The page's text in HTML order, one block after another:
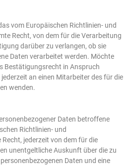
vom Europäischen Richtlinien- und
Recht, von dem für die Verarbeitung
darüber zu verlangen, ob sie
Daten verarbeitet werden. Möchte
Bestätigungsrecht in Anspruch
an einen Mitarbeiter des für die
wenden.
Daten betroffene
Richtlinien- und
jederzeit von dem für die
unentgeltliche Auskunft über die zu
Daten und eine